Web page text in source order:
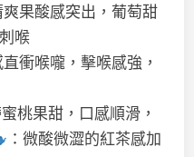
爽果酸感突出，葡萄甜
喉
直衝喉嚨，擊喉感強，
桃果甜，口感順滑，
：微酸微澀的紅茶感加